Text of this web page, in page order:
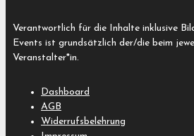
Verantwortlich für die Inhalte inklusive
Events ist grundsätzlich der/die beim
Veranstalter*in.
Dashboard
AGB
Widerrufsbelehrung